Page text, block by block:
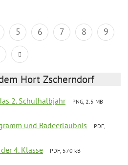
5 6 7 8
9
Hort Zscherndorf
2. Schulhalbjahr
PNG, 2.5 MB
und Badeerlaubnis
PDF,
4. Klasse
PDF, 570 kB